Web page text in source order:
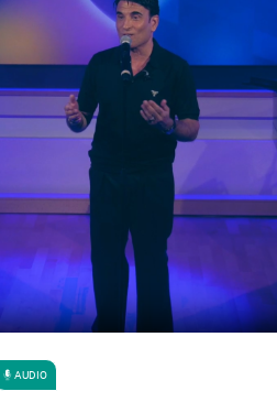
AUDIO
MANNOIA
L'infinito
PER UN'ORA D'AMORE
Per Un'Ora